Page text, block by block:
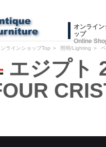
オンライ
ップ
Online
ラインショップTop ＞ 照明/Lighting ＞
エジプト